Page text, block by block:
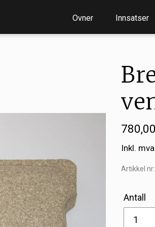
Ovner Innsatser
Vanlig
pris
Inkl. mva.
Artikkel nr:
Antall